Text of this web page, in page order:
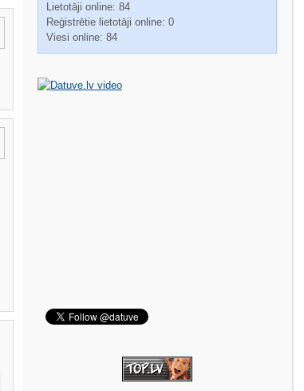
Lietotāji online: 84
Reģistrētie lietotāji online: 0
Viesi online: 84